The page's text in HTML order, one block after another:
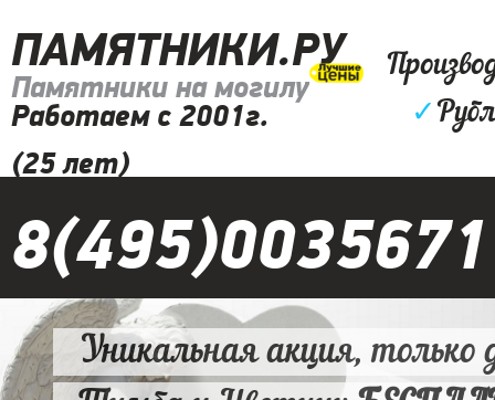
ПАМЯТНИКИ.РУ
Памятники на могилу
Работаем с 2001г.
(25 лет)
✓
8(495)0035671
Уникальная акция, только